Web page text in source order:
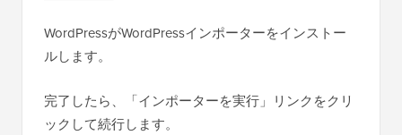
WordPressがWordPressインポーターをインストー
ルします。
完了したら、「インポーターを実行」リンクをクリ
ックして続行します。